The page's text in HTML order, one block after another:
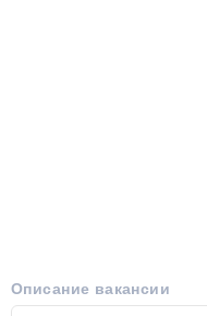
Описание вакансии